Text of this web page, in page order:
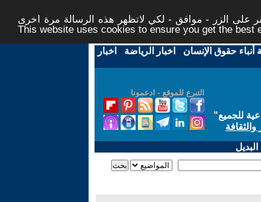
على الزر - موافق - لكي لاتظهر هذه الرسالة مرة اخرى -
This website uses cookies to ensure you get the best
أنباء حقوق الإنسان - اخبار الرياضة - اخبار
التبرع للموقع - ادعمونا
للجميع"